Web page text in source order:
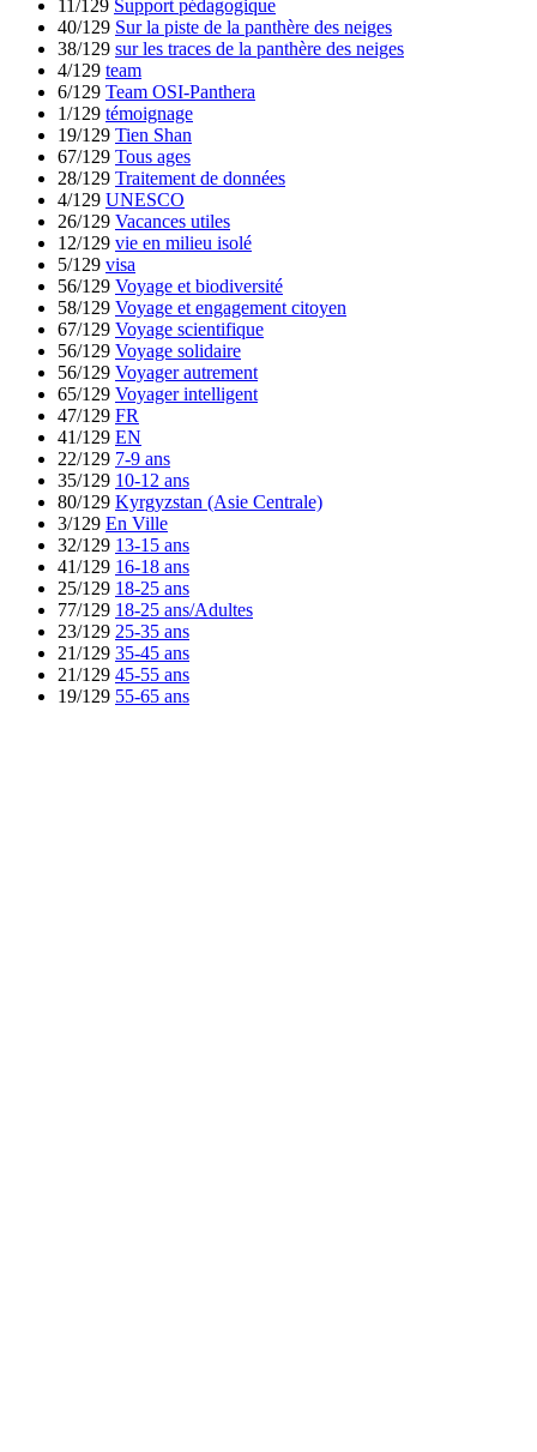
11/129 Support pédagogique
40/129 Sur la piste de la panthère des neiges
38/129 sur les traces de la panthère des neiges
4/129 team
6/129 Team OSI-Panthera
1/129 témoignage
19/129 Tien Shan
67/129 Tous ages
28/129 Traitement de données
4/129 UNESCO
26/129 Vacances utiles
12/129 vie en milieu isolé
5/129 visa
56/129 Voyage et biodiversité
58/129 Voyage et engagement citoyen
67/129 Voyage scientifique
56/129 Voyage solidaire
56/129 Voyager autrement
65/129 Voyager intelligent
47/129 FR
41/129 EN
22/129 7-9 ans
35/129 10-12 ans
80/129 Kyrgyzstan (Asie Centrale)
3/129 En Ville
32/129 13-15 ans
41/129 16-18 ans
25/129 18-25 ans
77/129 18-25 ans/Adultes
23/129 25-35 ans
21/129 35-45 ans
21/129 45-55 ans
19/129 55-65 ans